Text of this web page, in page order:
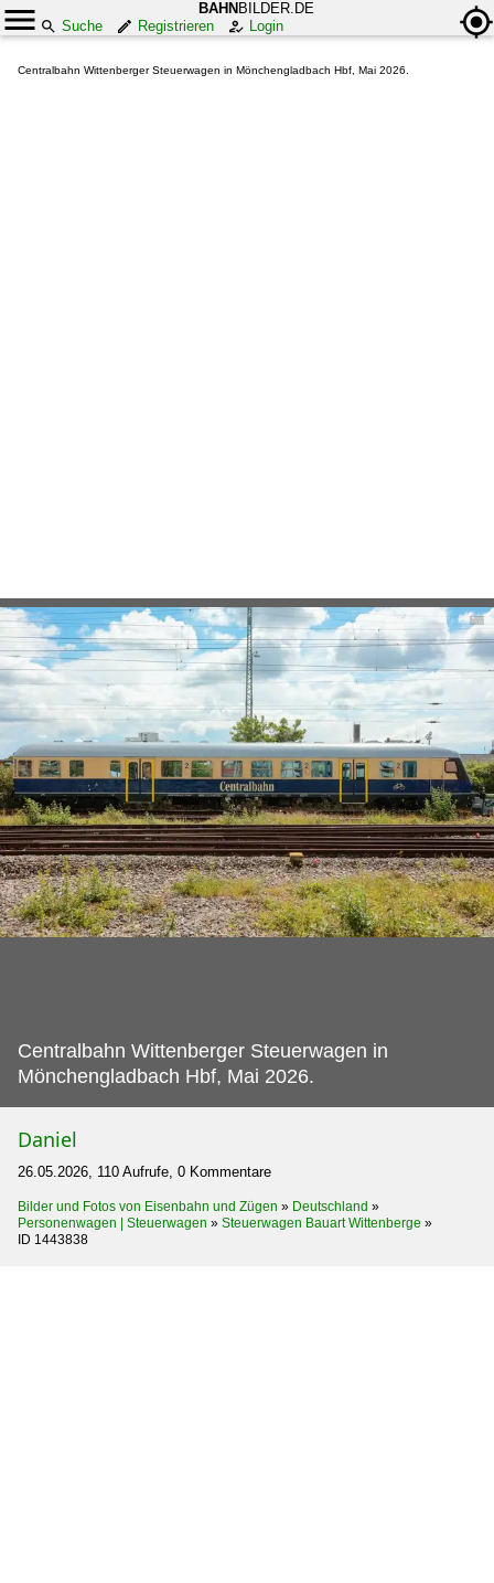
BAHN BILDER.DE
Suche
Registrieren Login
Centralbahn Wittenberger Steuerwagen in Mönchengladbach Hbf, Mai 2026.
Centralbahn Wittenberger Steuerwagen in
Mönchengladbach Hbf, Mai 2026.
Daniel
26.05.2026, 110 Aufrufe, 0 Kommentare
Bilder und Fotos von Eisenbahn und Zügen » Deutschland »
Personenwagen | Steuerwagen » Steuerwagen Bauart Wittenberge »
ID 1443838